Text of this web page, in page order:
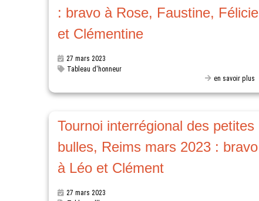
: bravo à Rose, Faustine, Félicie
et Clémentine
27 mars 2023
Tableau d'honneur
en savoir plus
Tournoi interrégional des petites
bulles, Reims mars 2023 : bravo
à Léo et Clément
27 mars 2023